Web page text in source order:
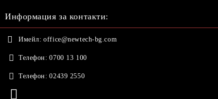
Информация за контакти:
Имейл: office@newtech-bg.com
Телефон: 0700 13 100
Телефон: 02439 2550